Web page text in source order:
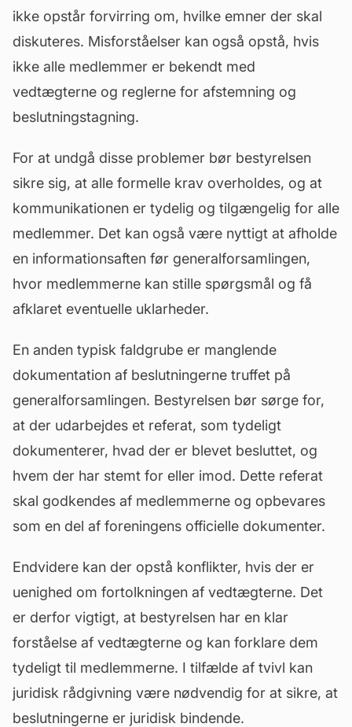
ikke opstår forvirring om, hvilke emner der skal
diskuteres. Misforståelser kan også opstå, hvis
ikke alle medlemmer er bekendt med
vedtægterne og reglerne for afstemning og
beslutningstagning.
For at undgå disse problemer bør bestyrelsen
sikre sig, at alle formelle krav overholdes, og at
kommunikationen er tydelig og tilgængelig for alle
medlemmer. Det kan også være nyttigt at afholde
en informationsaften før generalforsamlingen,
hvor medlemmerne kan stille spørgsmål og få
afklaret eventuelle uklarheder.
En anden typisk faldgrube er manglende
dokumentation af beslutningerne truffet på
generalforsamlingen. Bestyrelsen bør sørge for,
at der udarbejdes et referat, som tydeligt
dokumenterer, hvad der er blevet besluttet, og
hvem der har stemt for eller imod. Dette referat
skal godkendes af medlemmerne og opbevares
som en del af foreningens officielle dokumenter.
Endvidere kan der opstå konflikter, hvis der er
uenighed om fortolkningen af vedtægterne. Det
er derfor vigtigt, at bestyrelsen har en klar
forståelse af vedtægterne og kan forklare dem
tydeligt til medlemmerne. I tilfælde af tvivl kan
juridisk rådgivning være nødvendig for at sikre, at
beslutningerne er juridisk bindende.